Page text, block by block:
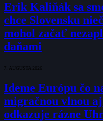
Erik Kaliňák sa
chce Slovensku
mohol začať
daňami
7. AUGUSTA 2026
Ideme Európu čo
migračnou vlnou
odkazuje rázne